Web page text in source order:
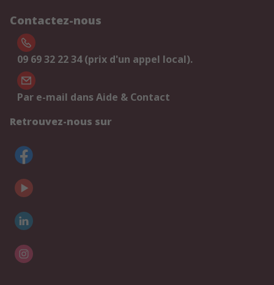
Contactez-nous
09 69 32 22 34 (prix d'un appel local).
Par e-mail dans Aide & Contact
Retrouvez-nous sur